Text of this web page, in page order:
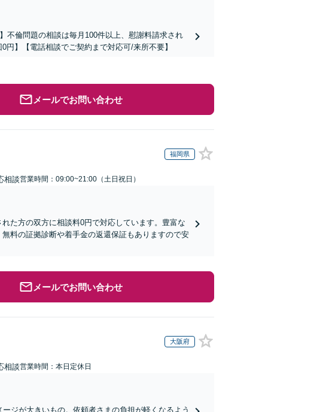
不倫問題の相談は毎月100件以上、慰謝料請求され
】【電話相談でご契約まで対応可/来所不要】
メールでお問い合わせ
福岡県
相談営業時間：09:00~21:00（土日祝日）
た方の双方に相談料0円で対応しています。豊富な
料の証拠診断や着手金の返還保証もありますので安
メールでお問い合わせ
大阪府
相談営業時間：本日定休日
ジが大きいもの。依頼者さまの負担が軽くなるよう